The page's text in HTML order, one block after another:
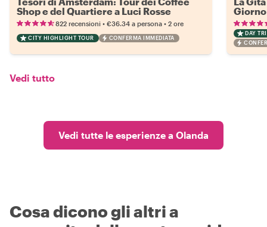
Shop e del Quartiere a Luci Rosse
822 recensioni • €36.34 a persona • 2 ore
CITY HIGHLIGHT TOUR CONFERMA IMMEDIATA
Giorno
DAY
Vedi tutto
Vedi tutte le esperienze a Olanda
Cosa dicono gli altri a